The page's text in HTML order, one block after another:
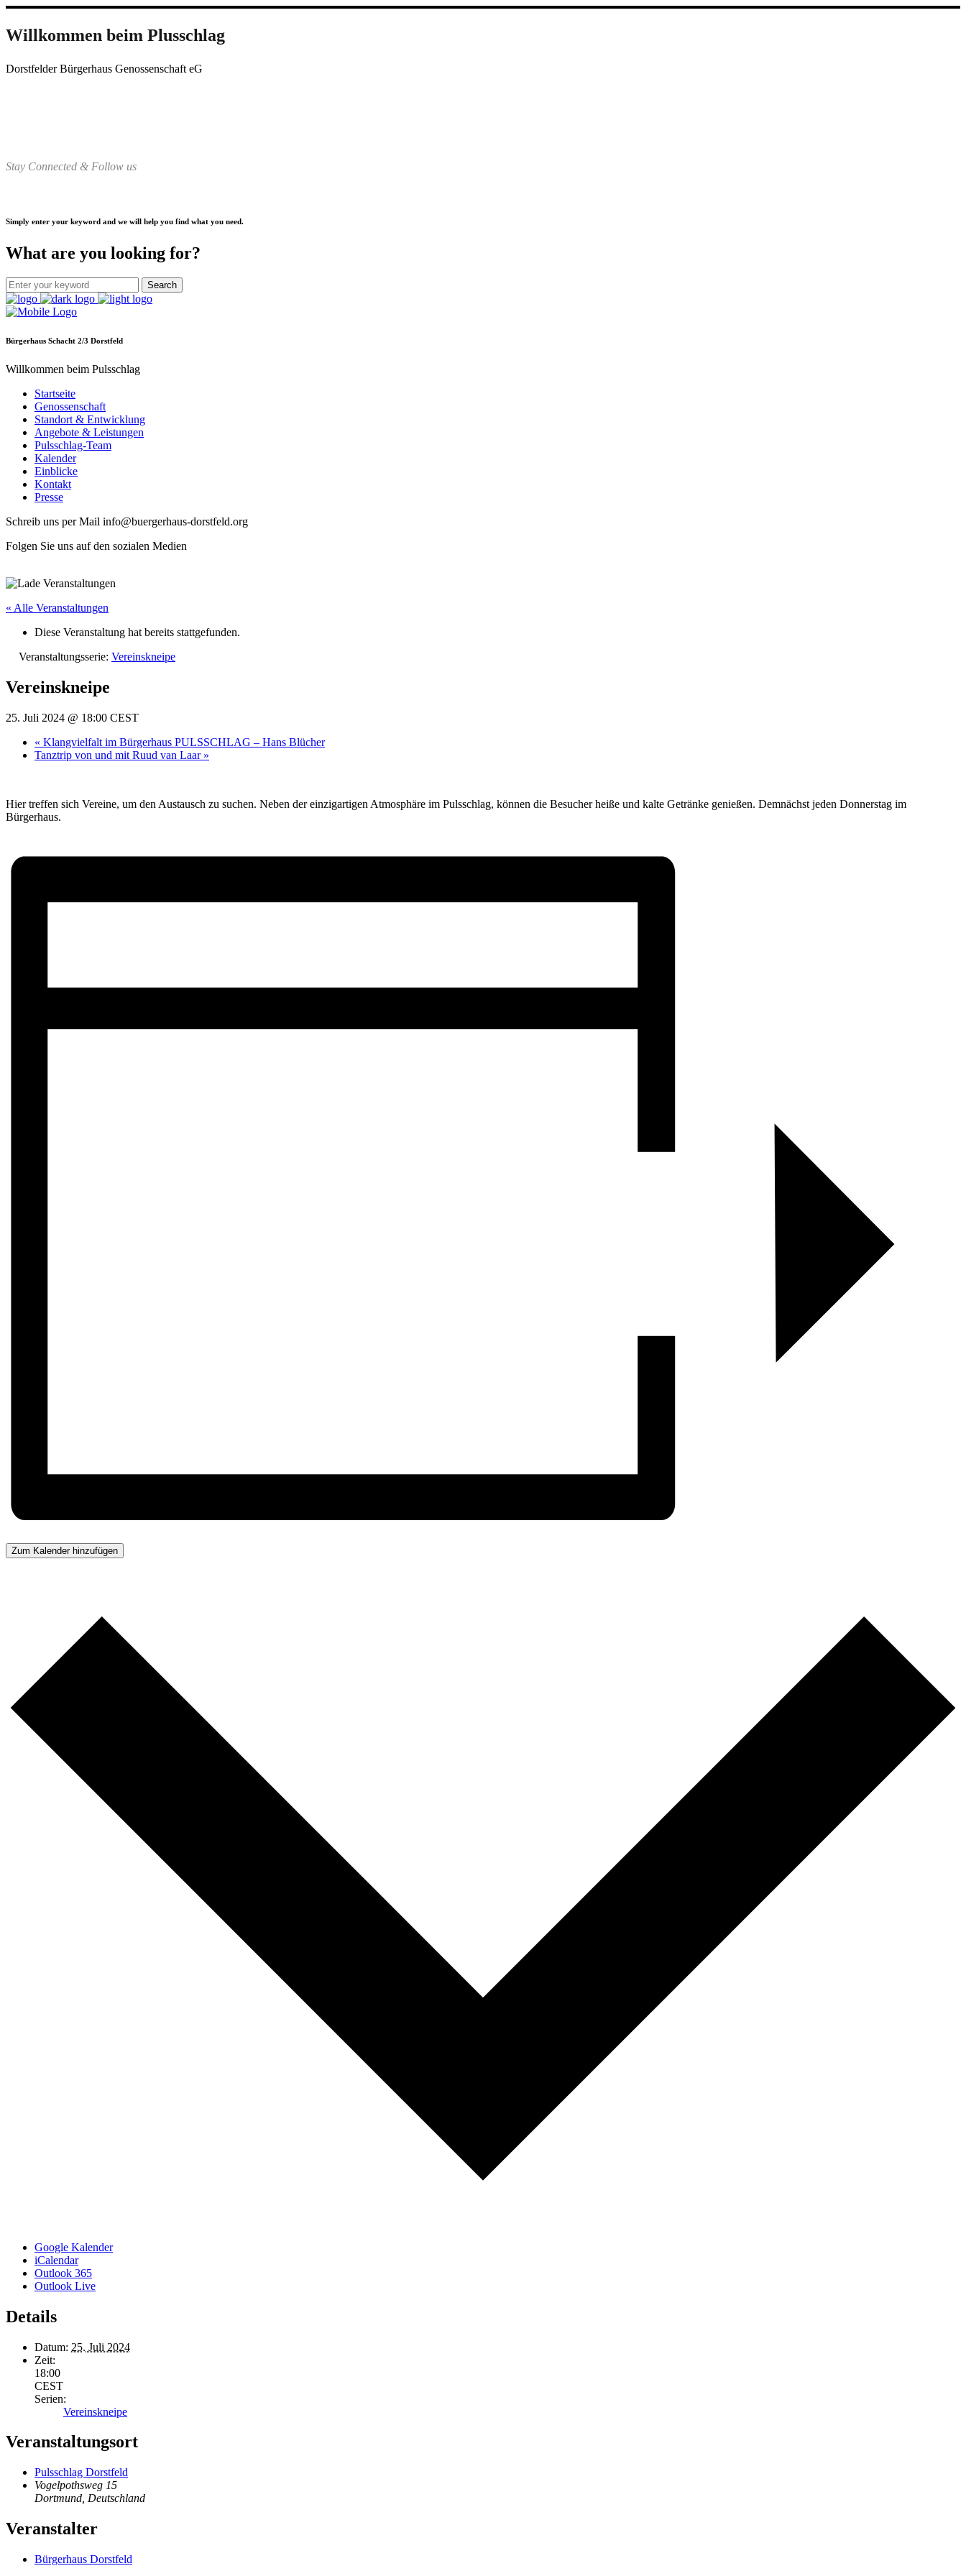
Willkommen beim Plusschlag
Dorstfelder Bürgerhaus Genossenschaft eG
Stay Connected & Follow us
Simply enter your keyword and we will help you find what you need.
What are you looking for?
Bürgerhaus Schacht 2/3 Dorstfeld
Willkommen beim Pulsschlag
Startseite
Genossenschaft
Standort & Entwicklung
Angebote & Leistungen
Pulsschlag-Team
Kalender
Einblicke
Kontakt
Presse
Schreib uns per Mail info@buergerhaus-dorstfeld.org
Folgen Sie uns auf den sozialen Medien
« Alle Veranstaltungen
Diese Veranstaltung hat bereits stattgefunden.
Veranstaltungsserie: Vereinskneipe
Vereinskneipe
25. Juli 2024 @ 18:00 CEST
« Klangvielfalt im Bürgerhaus PULSSCHLAG – Hans Blücher
Tanztrip von und mit Ruud van Laar »
Hier treffen sich Vereine, um den Austausch zu suchen. Neben der einzigartigen Atmosphäre im Pulsschlag, können die Besucher heiße und kalte Getränke genießen. Demnächst jeden Donnerstag im
Bürgerhaus.
Zum Kalender hinzufügen
Google Kalender
iCalendar
Outlook 365
Outlook Live
Details
Datum: 25. Juli 2024
Zeit:
18:00
CEST
Serien:
Vereinskneipe
Veranstaltungsort
Pulsschlag Dorstfeld
Vogelpothsweg 15
Dortmund Deutschland
Veranstalter
Bürgerhaus Dorstfeld